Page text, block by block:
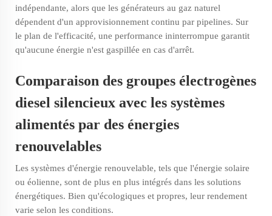
indépendante, alors que les générateurs au gaz naturel
dépendent d'un approvisionnement continu par pipelines. Sur
le plan de l'efficacité, une performance ininterrompue garantit
qu'aucune énergie n'est gaspillée en cas d'arrêt.
Comparaison des groupes électrogènes
diesel silencieux avec les systèmes
alimentés par des énergies
renouvelables
Les systèmes d'énergie renouvelable, tels que l'énergie solaire
ou éolienne, sont de plus en plus intégrés dans les solutions
énergétiques. Bien qu'écologiques et propres, leur rendement
varie selon les conditions.